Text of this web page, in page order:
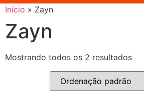
Início » Zayn
Zayn
Mostrando todos os 2 resultados